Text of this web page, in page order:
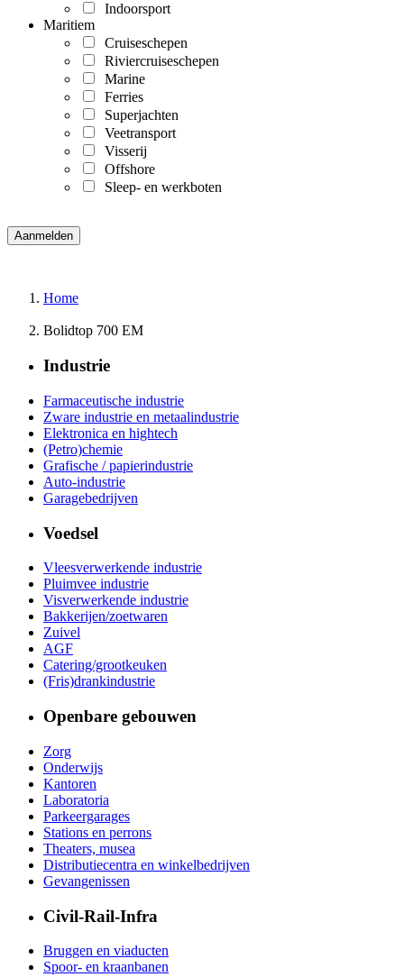
Indoorsport
Maritiem
Cruiseschepen
Riviercruiseschepen
Marine
Ferries
Superjachten
Veetransport
Visserij
Offshore
Sleep- en werkboten
Home
Bolidtop 700 EM
Industrie
Farmaceutische industrie
Zware industrie en metaalindustrie
Elektronica en hightech
(Petro)chemie
Grafische / papierindustrie
Auto-industrie
Garagebedrijven
Voedsel
Vleesverwerkende industrie
Pluimvee industrie
Visverwerkende industrie
Bakkerijen/zoetwaren
Zuivel
AGF
Catering/grootkeuken
(Fris)drankindustrie
Openbare gebouwen
Zorg
Onderwijs
Kantoren
Laboratoria
Parkeergarages
Stations en perrons
Theaters, musea
Distributiecentra en winkelbedrijven
Gevangenissen
Civil-Rail-Infra
Bruggen en viaducten
Spoor- en kraanbanen